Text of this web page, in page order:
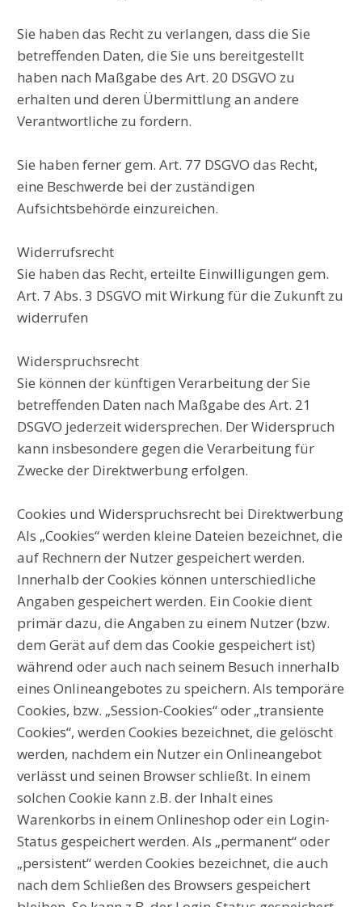
Sie haben das Recht zu verlangen, dass die Sie
betreffenden Daten, die Sie uns bereitgestellt
haben nach Maßgabe des Art. 20 DSGVO zu
erhalten und deren Übermittlung an andere
Verantwortliche zu fordern.
Sie haben ferner gem. Art. 77 DSGVO das Recht,
eine Beschwerde bei der zuständigen
Aufsichtsbehörde einzureichen.
Widerrufsrecht
Sie haben das Recht, erteilte Einwilligungen gem.
Art. 7 Abs. 3 DSGVO mit Wirkung für die Zukunft zu
widerrufen
Widerspruchsrecht
Sie können der künftigen Verarbeitung der Sie
betreffenden Daten nach Maßgabe des Art. 21
DSGVO jederzeit widersprechen. Der Widerspruch
kann insbesondere gegen die Verarbeitung für
Zwecke der Direktwerbung erfolgen.
Cookies und Widerspruchsrecht bei Direktwerbung
Als „Cookies“ werden kleine Dateien bezeichnet, die
auf Rechnern der Nutzer gespeichert werden.
Innerhalb der Cookies können unterschiedliche
Angaben gespeichert werden. Ein Cookie dient
primär dazu, die Angaben zu einem Nutzer (bzw.
dem Gerät auf dem das Cookie gespeichert ist)
während oder auch nach seinem Besuch innerhalb
eines Onlineangebotes zu speichern. Als temporäre
Cookies, bzw. „Session-Cookies“ oder „transiente
Cookies“, werden Cookies bezeichnet, die gelöscht
werden, nachdem ein Nutzer ein Onlineangebot
verlässt und seinen Browser schließt. In einem
solchen Cookie kann z.B. der Inhalt eines
Warenkorbs in einem Onlineshop oder ein Login-
Status gespeichert werden. Als „permanent“ oder
„persistent“ werden Cookies bezeichnet, die auch
nach dem Schließen des Browsers gespeichert